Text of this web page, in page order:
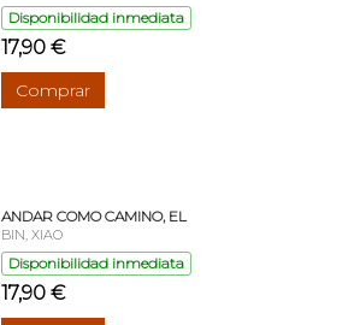
Disponibilidad inmediata
17,90 €
Comprar
ANDAR COMO CAMINO, EL
BIN, XIAO
Disponibilidad inmediata
17,90 €